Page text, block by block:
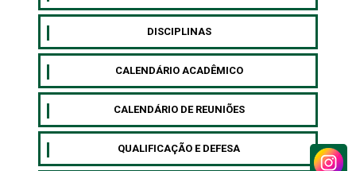
DISCIPLINAS
CALENDÁRIO ACADÊMICO
CALENDÁRIO DE REUNIÕES
QUALIFICAÇÃO E DEFESA